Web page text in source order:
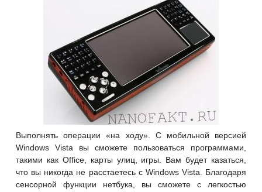
Выполнять операции «на ходу». С мобильной версией
Windows Vista вы сможете пользоваться программами,
такими как Office, карты улиц, игры. Вам будет казаться,
что вы никогда не расстаетесь с Windows Vista. Благодаря
сенсорной функции нетбука, вы сможете с легкостью